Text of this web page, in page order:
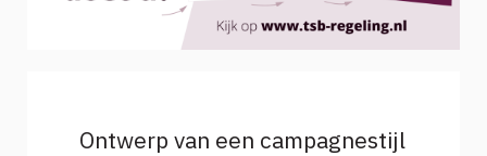
Ontwerp van een campagnestijl